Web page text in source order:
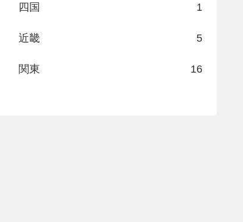
四国 1
近畿 5
関東 16